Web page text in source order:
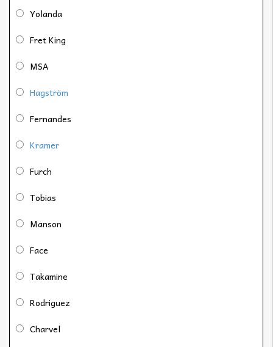
Yolanda
Fret King
MSA
Hagström
Fernandes
Kramer
Furch
Tobias
Manson
Face
Takamine
Rodriguez
Charvel